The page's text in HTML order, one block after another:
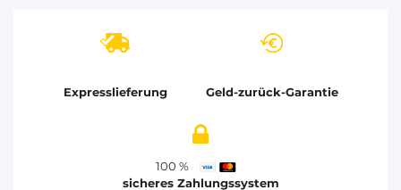
Expresslieferung Geld-zurück-Garantie
100 %
sicheres Zahlungssystem